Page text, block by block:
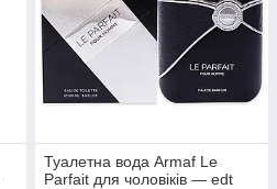
Туалетна вода Armaf Le
Parfait для чоловіків — edt